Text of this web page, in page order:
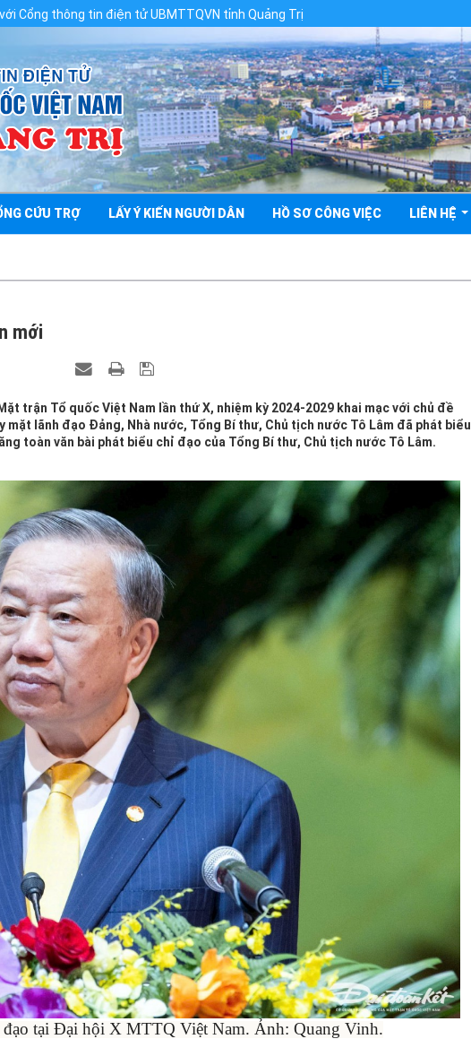
CỨU TRỢ LẤY Ý KIẾN NGƯỜI DÂN HỒ SƠ CÔNG VIỆC LIÊN HỆ
tử UBMTTQVN tỉnh Quảng Trị
mới
trận Tổ quốc Việt Nam lần thứ X, nhiệm kỳ 2024-2029 khai mạc với chủ đề
lãnh đạo Đảng, Nhà nước, Tổng Bí thư, Chủ tịch nước Tô Lâm đã phát biểu
toàn văn bài phát biểu chỉ đạo của Tổng Bí thư, Chủ tịch nước Tô Lâm.
tại Đại hội X MTTQ Việt Nam. Ảnh: Quang Vinh.